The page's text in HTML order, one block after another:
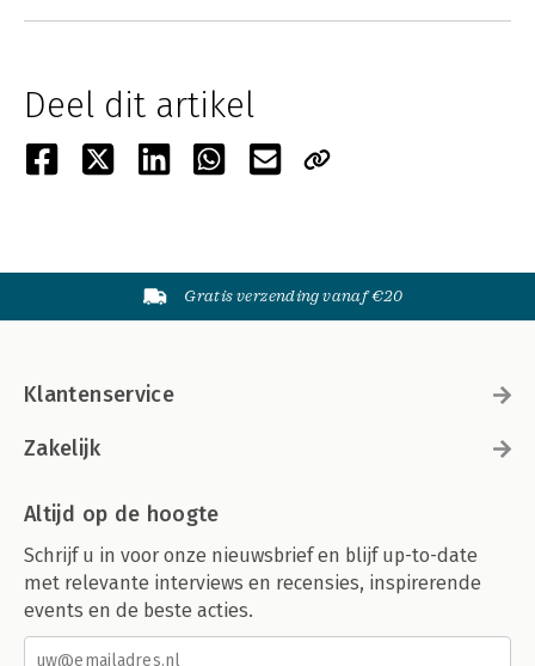
Deel dit artikel
Gratis verzending vanaf €20
Klantenservice
Zakelijk
Altijd op de hoogte
Schrijf u in voor onze nieuwsbrief en blijf up-to-date
met relevante interviews en recensies, inspirerende
events en de beste acties.